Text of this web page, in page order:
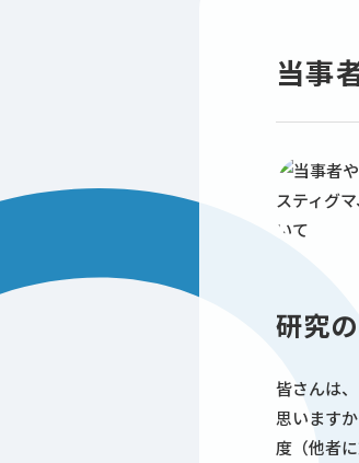
当事
研究
皆さんは
思います
度（他者